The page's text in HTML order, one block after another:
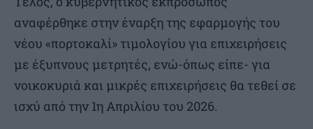
αναφέρθηκε στην έναρξη της εφαρμογής του
νέου «πορτοκαλί» τιμολογίου για επιχειρήσεις
με έξυπνους μετρητές, ενώ-όπως είπε- για
νοικοκυριά και μικρές επιχειρήσεις θα τεθεί σε
ισχύ από την 1η Απριλίου του 2026.